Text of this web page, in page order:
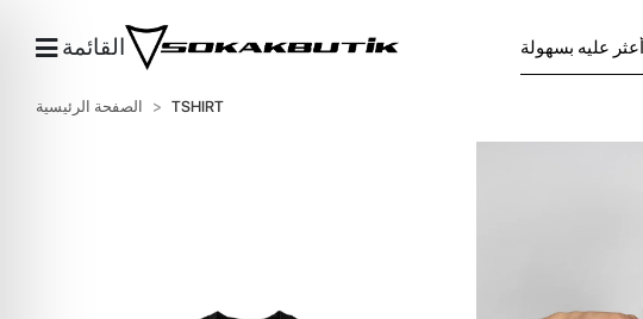
القائمة
الصفحة الرئيسية TSHIRT